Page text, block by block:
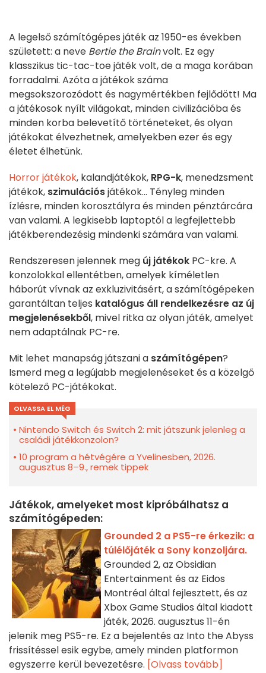
A legelső számítógépes játék az 1950-es években
született: a neve Bertie the Brainvolt. Ez egy
klasszikus tic-tac-toe játék volt, de a maga korában
forradalmi. Azóta a játékok száma
megsokszorozódott és nagymértékben fejlődött! Ma
a játékosok nyílt világokat, minden civilizációba és
minden korba belevetítő történeteket, és olyan
játékokat élvezhetnek, amelyekben ezer és egy
életet élhetünk.
Horror játékok, kalandjátékok, RPG-k, menedzsment
játékok, szimulációsjátékok... Tényleg minden
ízlésre, minden korosztályra és minden pénztárcára
van valami. A legkisebb laptoptól a legfejlettebb
játékberendezésig mindenki számára van valami.
Rendszeresen jelennek meg új játékok PC-kre. A
konzolokkal ellentétben, amelyek kíméletlen
háborút vívnak az exkluzivitásért, a számítógépeken
garantáltan teljes katalógus áll rendelkezésre az új
megjelenésekből, mivel ritka az olyan játék, amelyet
nem adaptálnak PC-re.
Mit lehet manapság játszani a számítógépen?
Ismerd meg a legújabb megjelenéseket és a közelgő
kötelező PC-játékokat.
OLVASSA EL MÉG
Nintendo Switch és Switch 2: mit játszunk jelenleg a
családi játékkonzolon?
10 program a hétvégére a Yvelinesben, 2026.
augusztus 8–9., remek tippek
Játékok, amelyeket most kipróbálhatsz a
számítógépeden:
Grounded 2 a PS5-re érkezik: a
túlélőjáték a Sony konzoljára.
Grounded 2, az Obsidian
Entertainment és az Eidos
Montréal által fejlesztett, és az
Xbox Game Studios által kiadott
játék, 2026. augusztus 11-én
jelenik meg PS5-re. Ez a bejelentés az Into the Abyss
frissítéssel esik egybe, amely minden platformon
egyszerre kerül bevezetésre. [Olvass tovább]